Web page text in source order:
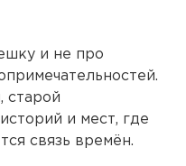
и не про
старой
и мест, где
связь времён.